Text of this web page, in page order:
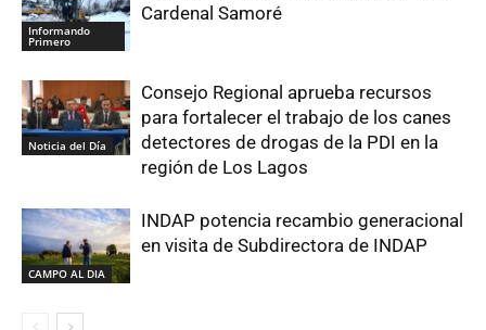
Informando
Primero
Cardenal Samoré
Noticia del Día
Consejo Regional aprueba recursos
para fortalecer el trabajo de los canes
detectores de drogas de la PDI en la
región de Los Lagos
CAMPO AL DIA
INDAP potencia recambio generacional
en visita de Subdirectora de INDAP